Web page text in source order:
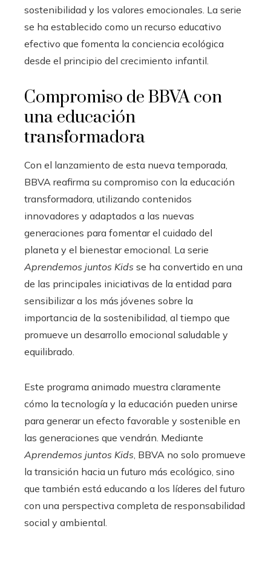
sostenibilidad y los valores emocionales. La serie
se ha establecido como un recurso educativo
efectivo que fomenta la conciencia ecológica
desde el principio del crecimiento infantil.
Compromiso de BBVA con
una educación
transformadora
Con el lanzamiento de esta nueva temporada,
BBVA reafirma su compromiso con la educación
transformadora, utilizando contenidos
innovadores y adaptados a las nuevas
generaciones para fomentar el cuidado del
planeta y el bienestar emocional. La serie
Aprendemos juntos Kids se ha convertido en una
de las principales iniciativas de la entidad para
sensibilizar a los más jóvenes sobre la
importancia de la sostenibilidad, al tiempo que
promueve un desarrollo emocional saludable y
equilibrado.
Este programa animado muestra claramente
cómo la tecnología y la educación pueden unirse
para generar un efecto favorable y sostenible en
las generaciones que vendrán. Mediante
Aprendemos juntos Kids, BBVA no solo promueve
la transición hacia un futuro más ecológico, sino
que también está educando a los líderes del futuro
con una perspectiva completa de responsabilidad
social y ambiental.